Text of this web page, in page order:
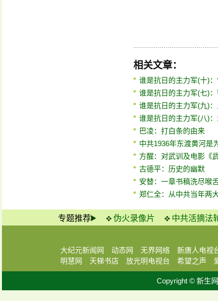
相关文章：
谁是抗日的主力军(十)
谁是抗日的主力军(七)
谁是抗日的主力军(九)
谁是抗日的主力军(八)
巴凌：打白条的由来
中共1936年东渡黄河是
方醒：对武训及电影《
古德平：历史的幽默
安替：一章书稿洗尽喉
郑仁全：从中共当年两
专题推荐 伪火录像片 中共活摘法
大纪元新闻网 动态网 无界网络
新唐人电视
明慧网
天梯书店 放光明电视台 希望之声
Copyright © 新生